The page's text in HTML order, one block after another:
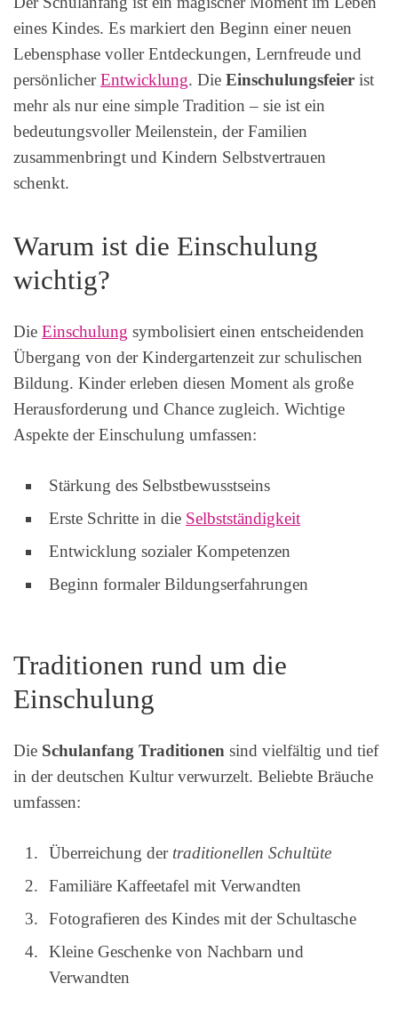
eines Kindes. Es markiert den Beginn einer neuen
Lebensphase voller Entdeckungen, Lernfreude und
persönlicherEntwicklung. Die Einschulungsfeier ist
mehr als nur eine simple Tradition – sie ist ein
bedeutungsvoller Meilenstein, der Familien
zusammenbringt und Kindern Selbstvertrauen
schenkt.
Warum ist die Einschulung
wichtig?
Die Einschulung symbolisiert einen entscheidenden
Übergang von der Kindergartenzeit zur schulischen
Bildung. Kinder erleben diesen Moment als große
Herausforderung und Chance zugleich. Wichtige
Aspekte der Einschulung umfassen:
Stärkung des Selbstbewusstseins
Erste Schritte in die Selbstständigkeit
Entwicklung sozialer Kompetenzen
Beginn formaler Bildungserfahrungen
Traditionen rund um die
Einschulung
Die Schulanfang Traditionen sind vielfältig und tief
in der deutschen Kultur verwurzelt. Beliebte Bräuche
umfassen:
Überreichung der traditionellen Schultüte
Familiäre Kaffeetafel mit Verwandten
Fotografieren des Kindes mit der Schultasche
Kleine Geschenke von Nachbarn und
Verwandten